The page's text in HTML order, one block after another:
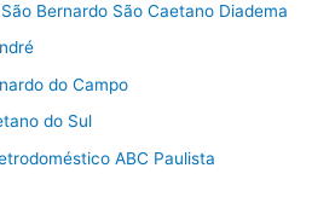
Bernardo São Caetano Diadema
do Campo
do Sul
ABC Paulista